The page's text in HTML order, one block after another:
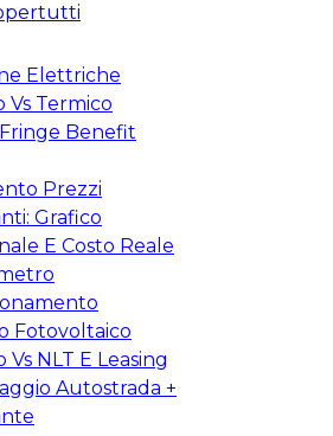
Elettriche
Vs Termico
Benefit
Prezzi
Grafico
E Costo Reale
Fotovoltaico
Vs NLT E Leasing
Autostrada +